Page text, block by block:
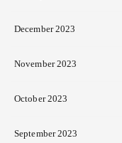
December 2023
November 2023
October 2023
September 2023